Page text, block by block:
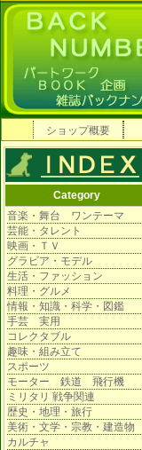
ショップ概要
Category
音楽・舞台 ワンテーマ
芸能・タレント
映画・ＴＶ
グラビア・モデル
生活・ファッション
料理・グルメ
情報・知識・科学・図鑑
手芸 実用
コレクタブル
趣味・組み立て
スポーツ
モーター 鉄道 飛行機
ミリタリ 戦争関連
歴史・地理・旅行
美術・文学・宗教・建造物
カルチャ